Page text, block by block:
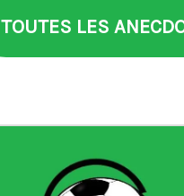
TOUTES LES